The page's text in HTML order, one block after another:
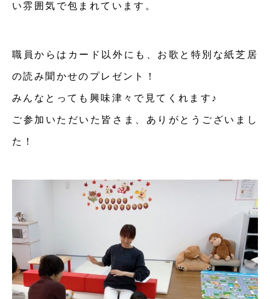
い雰囲気で包まれています。
職員からはカード以外にも、お歌と特別な紙芝居
の読み聞かせのプレゼント！
みんなとっても興味津々で見てくれます♪
ご参加いただいた皆さま、ありがとうございまし
た！